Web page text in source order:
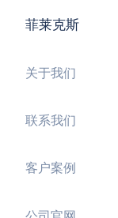
菲莱克斯
关于我们
联系我们
客户案例